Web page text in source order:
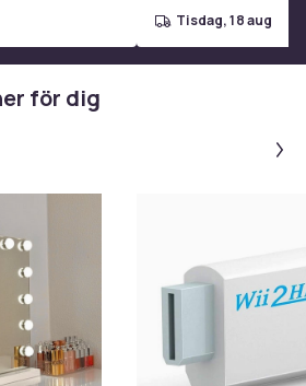
tisdag, 18 aug
för dig